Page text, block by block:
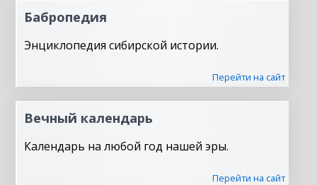
Бабропедия
Энциклопедия сибирской истории.
Перейти на сайт
Вечный календарь
Календарь на любой год нашей эры.
Перейти на сайт